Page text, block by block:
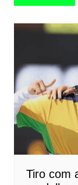
de
Post
Tiro com